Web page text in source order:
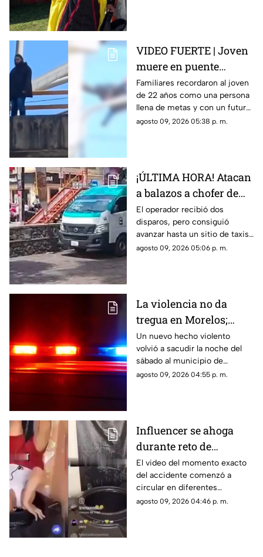
VIDEO FUERTE | Joven
muere en puente
vehicular; pidió a su
mamá que cuidara de
su gatito
Familiares recordaron al joven
de 22 años como una persona
llena de metas y con un futuro
prometedor.
agosto 09, 2026 05:38 p. m.
¡ÚLTIMA HORA! Atacan
a balazos a chofer de
Ruta 13 en Oaxtepec
El operador recibió dos
disparos, pero consiguió
avanzar hasta un sitio de taxis
donde solicitó ayuda.
agosto 09, 2026 05:06 p. m.
La violencia no da
tregua en Morelos;
ejecutan a un hombre
en Jiutepec
Un nuevo hecho violento
volvió a sacudir la noche del
sábado al municipio de
Jiutepec.
agosto 09, 2026 04:55 p. m.
Influencer se ahoga
durante reto de
transmisión en vivo;
esto se sabe del caso
(+VIDEO)
El video del momento exacto
del accidente comenzó a
circular en diferentes
plataformas digitales.
agosto 09, 2026 04:46 p. m.